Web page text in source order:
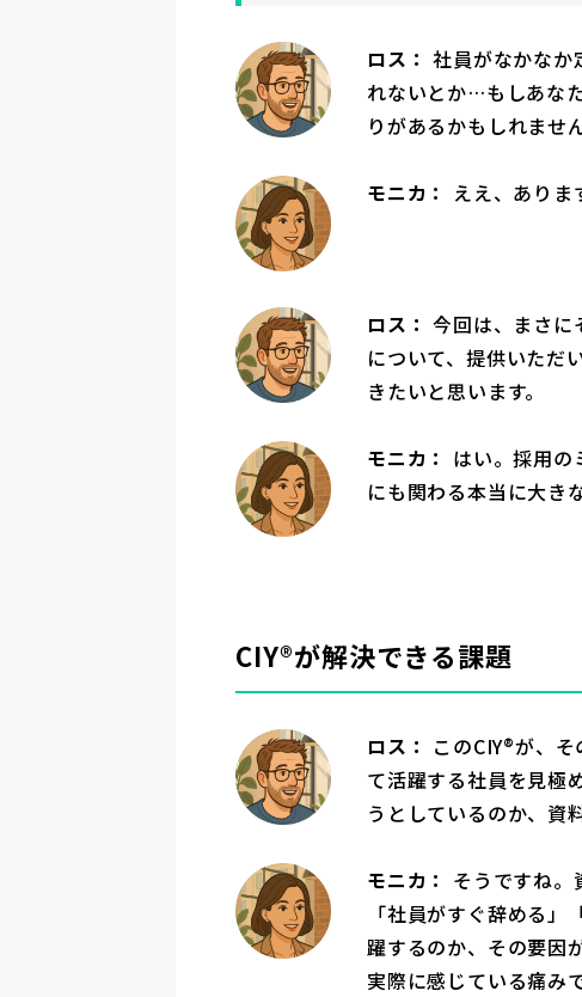
ロス： 社員がなかなか
れないとか…もしあな
りがあるかもしれませ
モニカ： ええ、ありま
ロス： 今回は、まさに
について、提供いただ
きたいと思います。
モニカ： はい。採用の
にも関わる本当に大き
CIY®が解決できる課題
ロス： このCIY®が、
て活躍する社員を見極
うとしているのか、資
モニカ： そうですね。
「社員がすぐ辞める
躍するのか、その要因
実際に感じている痛み